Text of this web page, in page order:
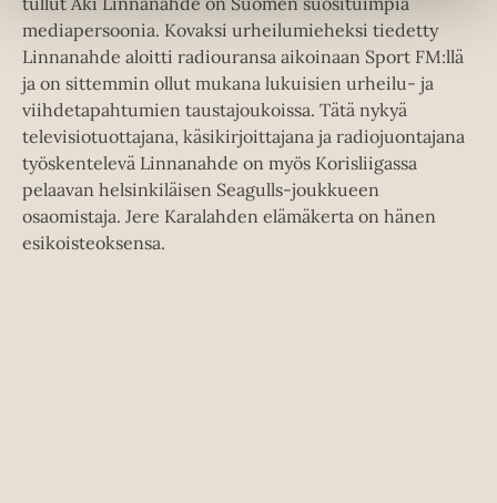
e
e
n
v
ä
l
i
l
e
u
t
e
e
n
v
ä
l
i
l
mediapersoonia. Kovaksi urheilumieheksi tiedetty
Linnanahde aloitti radiouransa aikoinaan Sport FM:llä
ja on sittemmin ollut mukana lukuisien urheilu- ja
viihdetapahtumien taustajoukoissa. Tätä nykyä
televisiotuottajana, käsikirjoittajana ja radiojuontajana
työskentelevä Linnanahde on myös Korisliigassa
pelaavan helsinkiläisen Seagulls-joukkueen
osaomistaja. Jere Karalahden elämäkerta on hänen
esikoisteoksensa.